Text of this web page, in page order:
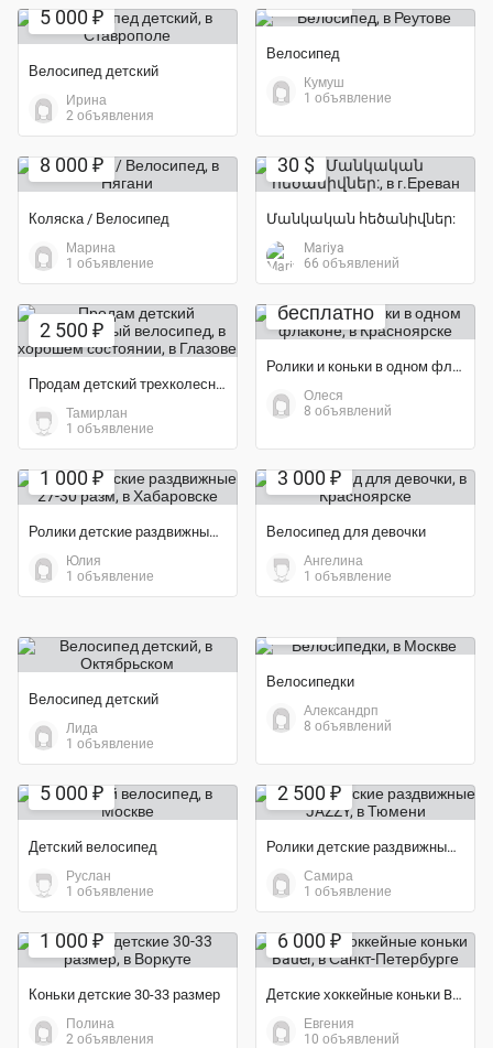
5 000 ₽
Велосипед детский
Ирина
2 объявления
Велосипед
Кумуш
1 объявление
8 000 ₽
Коляска / Велосипед
Марина
1 объявление
30 $
Մանկական հեծանիվներ:
Mariya
66 объявлений
2 500 ₽
Продам детский трехколесный велосипед, в хорошем состоянии
Тамирлан
1 объявление
бесплатно
Ролики и коньки в одном флаконе
Олеся
8 объявлений
1 000 ₽
Ролики детские раздвижные 27-30 разм
Юлия
1 объявление
3 000 ₽
Велосипед для девочки
Ангелина
1 объявление
Велосипед детский
Лида
1 объявление
Экономия 56%
Велосипедки
Александрп
8 объявлений
5 000 ₽
Детский велосипед
Руслан
1 объявление
2 500 ₽
Ролики детские раздвижные JAZZY
Самира
1 объявление
1 000 ₽
Коньки детские 30-33 размер
Полина
2 объявления
6 000 ₽
Детские хоккейные коньки Bauer
Евгения
10 объявлений